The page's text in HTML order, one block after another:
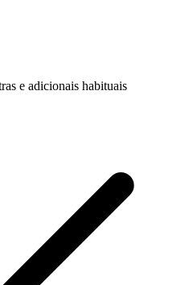
e adicionais habituais